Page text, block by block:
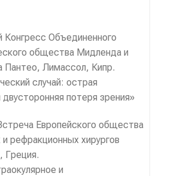
Объединенного
общества Мидленда и
Пантео, Лимассол, Кипр.
случай: острая
потеря зрения»
Европейского общества
рефракционных хирургов
Греция.
и